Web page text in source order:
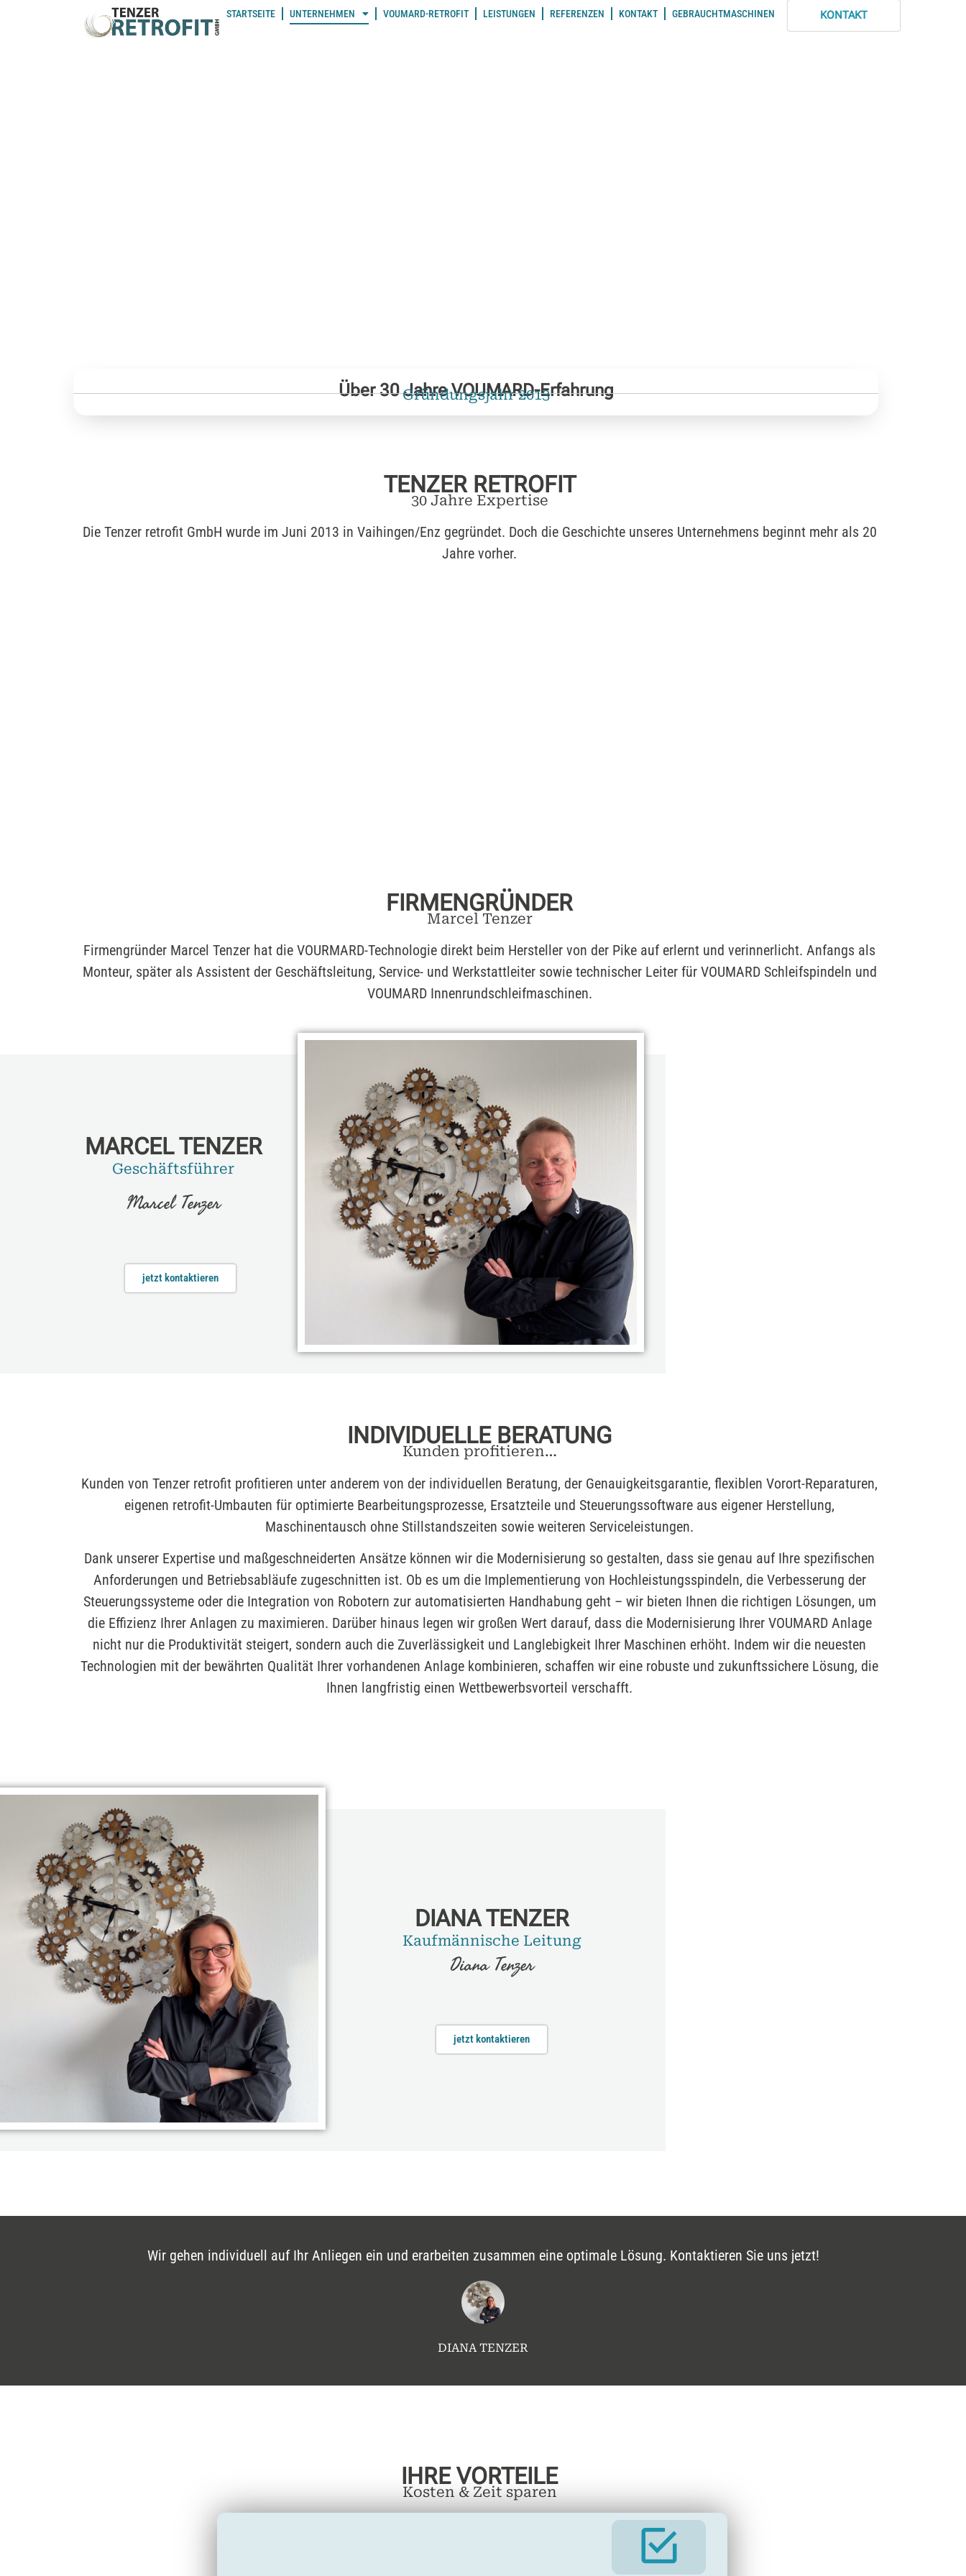
STARTSEITE UNTERNEHMEN VOUMARD-RETROFIT LEISTUNGEN REFERENZEN KONTAKT GEBRAUCHTMASCHINEN KONTAKT
Über 30 Jahre VOUMARD-Erfahrung
Gründungsjahr 2013
TENZER RETROFIT
30 Jahre Expertise
Die Tenzer retrofit GmbH wurde im Juni 2013 in Vaihingen/Enz gegründet. Doch die Geschichte unseres Unternehmens beginnt mehr als 20
Jahre vorher.
FIRMENGRÜNDER
Marcel Tenzer
Firmengründer Marcel Tenzer hat die VOURMARD-Technologie direkt beim Hersteller von der Pike auf erlernt und verinnerlicht. Anfangs als
Monteur, später als Assistent der Geschäftsleitung, Service- und Werkstattleiter sowie technischer Leiter für VOUMARD Schleifspindeln und
VOUMARD Innenrundschleifmaschinen.
MARCEL TENZER
Geschäftsführer
Marcel Tenzer
jetzt kontaktieren
INDIVIDUELLE BERATUNG
Kunden profitieren…
Kunden von Tenzer retrofit profitieren unter anderem von der individuellen Beratung, der Genauigkeitsgarantie, flexiblen Vorort-Reparaturen,
eigenen retrofit-Umbauten für optimierte Bearbeitungsprozesse, Ersatzteile und Steuerungssoftware aus eigener Herstellung,
Maschinentausch ohne Stillstandszeiten sowie weiteren Serviceleistungen.
Dank unserer Expertise und maßgeschneiderten Ansätze können wir die Modernisierung so gestalten, dass sie genau auf Ihre spezifischen
Anforderungen und Betriebsabläufe zugeschnitten ist. Ob es um die Implementierung von Hochleistungsspindeln, die Verbesserung der
Steuerungssysteme oder die Integration von Robotern zur automatisierten Handhabung geht – wir bieten Ihnen die richtigen Lösungen, um
die Effizienz Ihrer Anlagen zu maximieren. Darüber hinaus legen wir großen Wert darauf, dass die Modernisierung Ihrer VOUMARD Anlage
nicht nur die Produktivität steigert, sondern auch die Zuverlässigkeit und Langlebigkeit Ihrer Maschinen erhöht. Indem wir die neuesten
Technologien mit der bewährten Qualität Ihrer vorhandenen Anlage kombinieren, schaffen wir eine robuste und zukunftssichere Lösung, die
Ihnen langfristig einen Wettbewerbsvorteil verschafft.
DIANA TENZER
Kaufmännische Leitung
Diana Tenzer
jetzt kontaktieren
Wir gehen individuell auf Ihr Anliegen ein und erarbeiten zusammen eine optimale Lösung. Kontaktieren Sie uns jetzt!
DIANA TENZER
IHRE VORTEILE
Kosten & Zeit sparen